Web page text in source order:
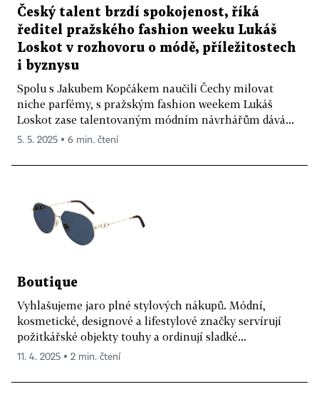
Český talent brzdí spokojenost, říká
ředitel pražského fashion weeku Lukáš
Loskot v rozhovoru o módě, příležitostech
i byznysu
Spolu s Jakubem Kopčákem naučili Čechy milovat
niche parfémy, s pražským fashion weekem Lukáš
Loskot zase talentovaným módním návrhářům dává...
5. 5. 2025 ▪ 6 min. čtení
Boutique
Vyhlašujeme jaro plné stylových nákupů. Módní,
kosmetické, designové a lifestylové značky servírují
požitkářské objekty touhy a ordinují sladké...
11. 4. 2025 ▪ 2 min. čtení